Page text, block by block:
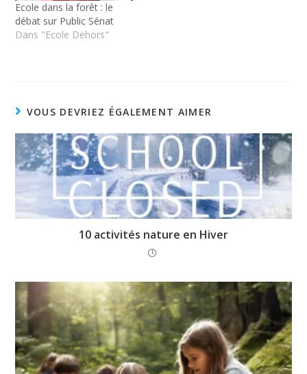
Ecole dans la forêt : le
débat sur Public Sénat
Dans "Ecole Dehors"
VOUS DEVRIEZ ÉGALEMENT AIMER
10 activités nature en Hiver